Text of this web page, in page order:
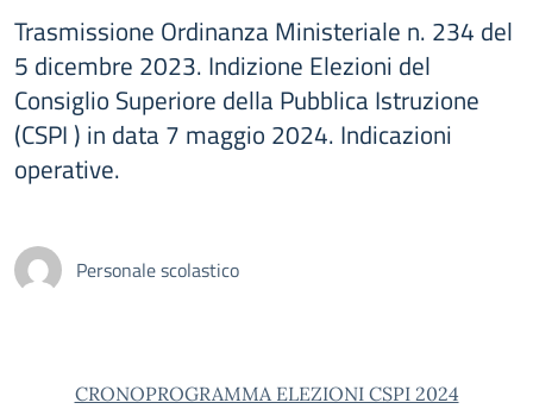
Trasmissione Ordinanza Ministeriale n. 234 del
5 dicembre 2023. Indizione Elezioni del
Consiglio Superiore della Pubblica Istruzione
(CSPI ) in data 7 maggio 2024. Indicazioni
operative.
Personale scolastico
CRONOPROGRAMMA ELEZIONI CSPI 2024